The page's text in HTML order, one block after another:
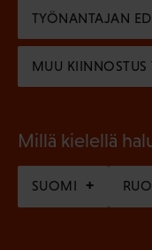
TYÖNANTAJAN
MUU
Millä kielellä
SUOMI